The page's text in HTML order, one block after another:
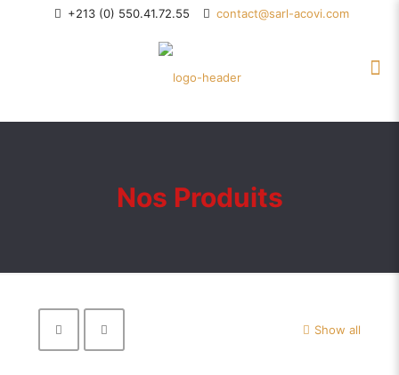
+213 (0) 550.41.72.55 contact@sarl-acovi.com
Nos Produits
Show all